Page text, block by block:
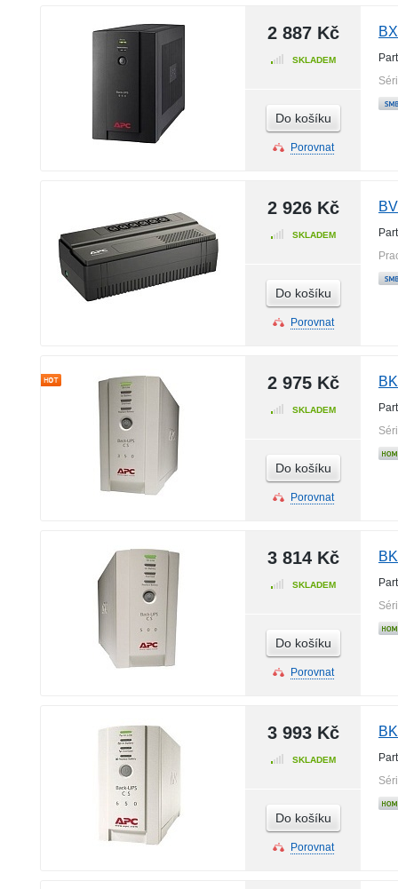
2 887 Kč
SKLADEM
Do košíku
Porovnat
2 926 Kč
SKLADEM
Do košíku
Porovnat
2 975 Kč
SKLADEM
Do košíku
Porovnat
3 814 Kč
SKLADEM
Do košíku
Porovnat
3 993 Kč
SKLADEM
Do košíku
Porovnat